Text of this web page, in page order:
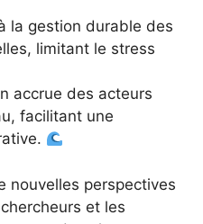
la gestion durable des
limitant le stress
accrue des acteurs
facilitant une
nouvelles perspectives
et les